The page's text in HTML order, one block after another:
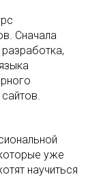
Сначала
уже
научиться